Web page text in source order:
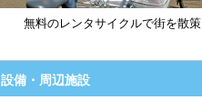
無料のレンタサイクルで街を散策
設備・周辺施設